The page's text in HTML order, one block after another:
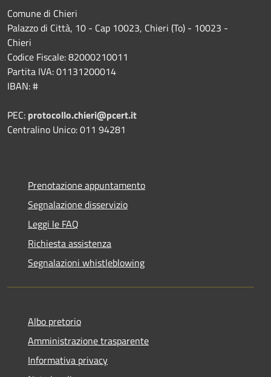
Comune di Chieri
Palazzo di Città, 10 - Cap 10023, Chieri (To) - 10023 -
Chieri
Codice Fiscale: 82000210011
Partita IVA: 01131200014
IBAN: #
PEC: protocollo.chieri@pcert.it
Centralino Unico: 011 94281
Prenotazione appuntamento
Segnalazione disservizio
Leggi le FAQ
Richiesta assistenza
Segnalazioni whistleblowing
Albo pretorio
Amministrazione trasparente
Informativa privacy